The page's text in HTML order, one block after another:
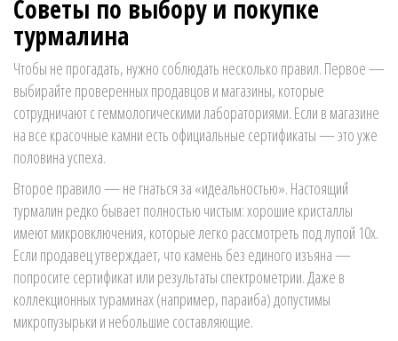
Советы по выбору и покупке
турмалина
Чтобы не прогадать, нужно соблюдать несколько правил. Первое —
выбирайте проверенных продавцов и магазины, которые
сотрудничают с геммологическими лабораториями. Если в магазине
на все красочные камни есть официальные сертификаты — это уже
половина успеха.
Второе правило — не гнаться за «идеальностью». Настоящий
турмалин редко бывает полностью чистым: хорошие кристаллы
имеют микровключения, которые легко рассмотреть под лупой 10x.
Если продавец утверждает, что камень без единого изъяна —
попросите сертификат или результаты спектрометрии. Даже в
коллекционных тураминах (например, параиба) допустимы
микропузырьки и небольшие составляющие.